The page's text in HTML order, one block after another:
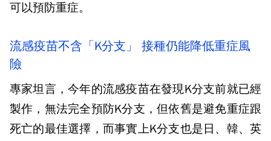
可以預防重症。
流感疫苗不含「K分支」 接種仍能降低重症風
險
專家坦言，今年的流感疫苗在發現K分支前就已經
製作，無法完全預防K分支，但依舊是避免重症跟
死亡的最佳選擇，而事實上K分支也是日、韓、英